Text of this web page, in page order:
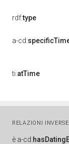
rdf:type
a-cd:
ti:atTime
RELAZIONI INVERSE
è a-cd: